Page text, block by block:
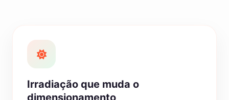
Irradiação que muda o
dimensionamento